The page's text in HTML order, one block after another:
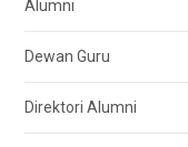
Alumni
Dewan Guru
Direktori Alumni